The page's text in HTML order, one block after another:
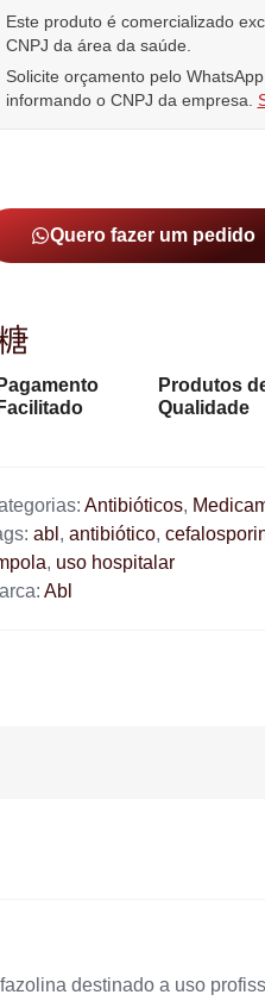
Este produto é comercializado
CNPJ da área da saúde.
Solicite orçamento pelo
informando o CNPJ da empresa.
Quero fazer um pedido
Pagamento
Facilitado
Produtos
Qualidade
Antibióticos,
abl , antibiótico,
, uso hospitalar
Abl
destinado a uso